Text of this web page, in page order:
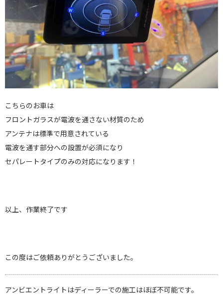
こちらのお車は
フロントガラスが電波を通さない材質のため
アンテナは標準で用意されている
電波を通す部分への設置が必須になり
セパレートタイプのみの対応になります！
以上、作業終了です
この度はご依頼ありがとうございました。
アンビエントライトはディーラーでの施工はほぼ不可能です。